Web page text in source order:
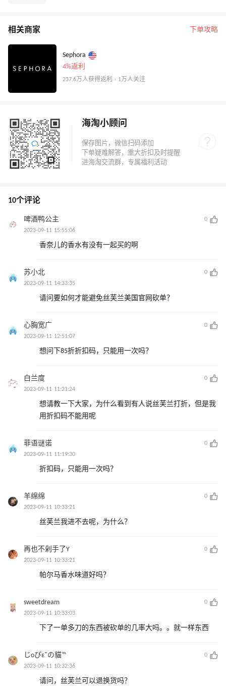
相关商家 下单攻略
Sephora
4%返利
237.6万人获得返利 · 1万人关注
海淘小顾问
10个评论
啤酒鸭公主
0
2023-09-11 15:55:06
香奈儿的香水有没有一起买的啊
苏小北
0
2023-09-11 14:33:35
请问要如何才能避免丝芙兰美国官网砍单？
心胸宽广
0
2023-09-11 12:51:07
想问下85折折扣码，只能用一次吗？
白兰度
0
2023-09-11 11:21:24
想请教一下大家，为什么看到有人说丝芙兰打折，但是我
用折扣码不能用呢
菲语谜诺
0
2023-09-11 11:19:30
折扣码，只能用一次吗？
羊绵绵
0
2023-09-11 10:33:21
丝芙兰我进不去呢，为什么？
再也不剁手了Y
0
2023-09-11 10:33:21
帕尔马香水味道好吗？
sweetdream
0
2023-09-11 10:33:03
下了一单多刀的东西被砍单的几率大吗。。就一样东西
じοぴεˇの貓℡
0
2023-09-11 10:32:36
请问，丝芙兰可以退换货吗？